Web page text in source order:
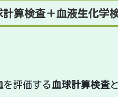
計算検査＋血液生化学
を評価する 血球計算検査